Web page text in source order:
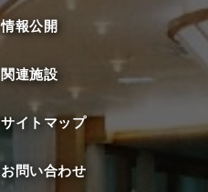
情報公開
関連施設
サイトマップ
お問い合わせ